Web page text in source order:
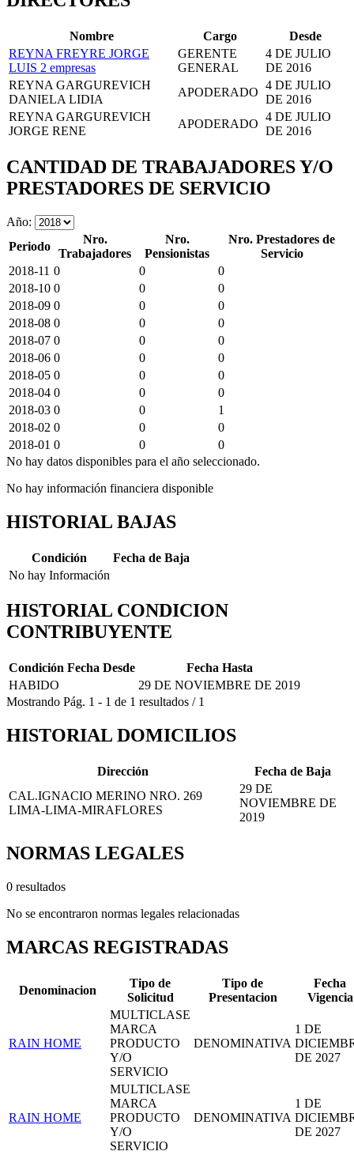
Nombre Cargo
Desde
REYNA FREYRE JORGE
LUIS 2 empresas
GERENTE
GENERAL
4 DE JULIO
DE 2016
REYNA GARGUREVICH
DANIELA LIDIA
APODERADO
4 DE JULIO
DE 2016
REYNA GARGUREVICH
JORGE RENE
APODERADO
4 DE JULIO
DE 2016
CANTIDAD DE TRABAJADORES Y/O
PRESTADORES DE SERVICIO
Año:
Periodo
Nro.
Trabajadores
Nro.
Pensionistas
Nro. Prestadores de
Servicio
2018-11 0 0
0
2018-10 0 0
0
2018-09 0 0
0
2018-08 0 0
0
2018-07 0 0
0
2018-06 0 0
0
2018-05 0 0
0
2018-04 0 0
0
2018-03 0 0
1
2018-02 0 0
0
2018-01 0 0
0
No hay datos disponibles para el año seleccionado.
No hay información financiera disponible
HISTORIAL BAJAS
Condición
Fecha de Baja
No hay Información
HISTORIAL CONDICION
CONTRIBUYENTE
Condición Fecha Desde
Fecha Hasta
HABIDO
29 DE NOVIEMBRE DE 2019
Mostrando Pág. 1 - 1 de 1 resultados / 1
HISTORIAL DOMICILIOS
Dirección
Fecha de Baja
CAL.IGNACIO MERINO NRO. 269
LIMA-LIMA-MIRAFLORES
29 DE
NOVIEMBRE DE
2019
NORMAS LEGALES
0 resultados
No se encontraron normas legales relacionadas
MARCAS REGISTRADAS
Denominacion
Tipo de
Solicitud
Tipo de
Presentacion
Fecha
Vigencia
RAIN HOME
MULTICLASE
MARCA
PRODUCTO
Y/O
SERVICIO
DENOMINATIVA
1 DE
DE 2027
RAIN HOME
MULTICLASE
MARCA
PRODUCTO
Y/O
SERVICIO
DENOMINATIVA
1 DE
DE 2027